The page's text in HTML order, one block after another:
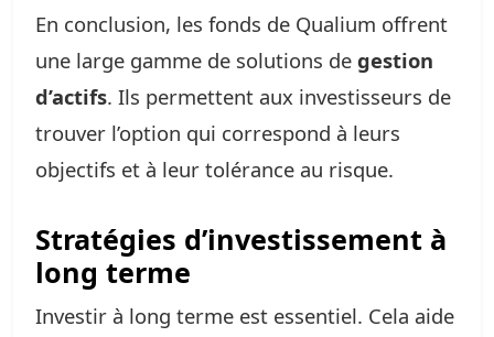
En conclusion, les fonds de Qualium offrent
une large gamme de solutions de gestion
d’actifs. Ils permettent aux investisseurs de
trouver l’option qui correspond à leurs
objectifs et à leur tolérance au risque.
Stratégies d’investissement à
long terme
Investir à long terme est essentiel. Cela aide